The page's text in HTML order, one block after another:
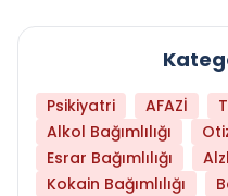
Psikiyatri AFAZİ
Alkol Bağımlılığı
Esrar Bağımlılığı
Kokain Bağımlılığı